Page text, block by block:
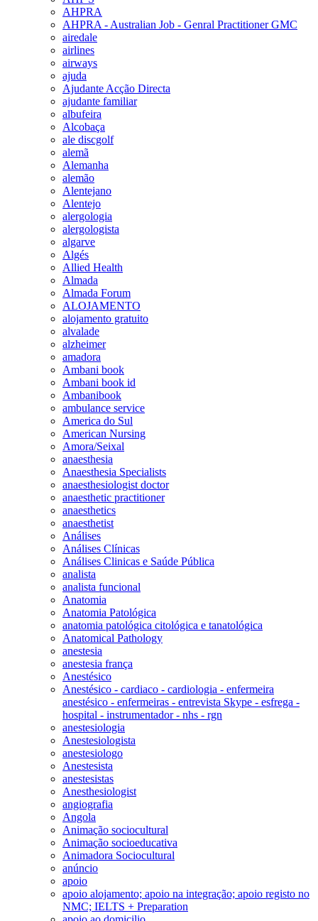
AHPRA
AHPRA - Australian Job - Genral Practitioner GMC
airedale
airlines
airways
ajuda
Ajudante Acção Directa
ajudante familiar
albufeira
Alcobaça
ale discgolf
alemã
Alemanha
alemão
Alentejano
Alentejo
alergologia
alergologista
algarve
Algés
Allied Health
Almada
Almada Forum
ALOJAMENTO
alojamento gratuito
alvalade
alzheimer
amadora
Ambani book
Ambani book id
Ambanibook
ambulance service
America do Sul
American Nursing
Amora/Seixal
anaesthesia
Anaesthesia Specialists
anaesthesiologist doctor
anaesthetic practitioner
anaesthetics
anaesthetist
Análises
Análises Clínicas
Análises Clinicas e Saúde Pública
analista
analista funcional
Anatomia
Anatomia Patológica
anatomia patológica citológica e tanatológica
Anatomical Pathology
anestesia
anestesia frança
Anestésico
Anestésico - cardiaco - cardiologia - enfermeira
anestésico - enfermeiras - entrevista Skype - esfrega -
hospital - instrumentador - nhs - rgn
anestesiologia
Anestesiologista
anestesiologo
Anestesista
anestesistas
Anesthesiologist
angiografia
Angola
Animação sociocultural
Animação socioeducativa
Animadora Sociocultural
anúncio
apoio
apoio alojamento; apoio na integração; apoio registo no
NMC; IELTS + Preparation